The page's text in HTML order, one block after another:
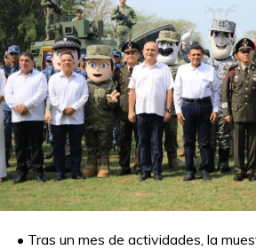
• Tras un mes de actividades, la